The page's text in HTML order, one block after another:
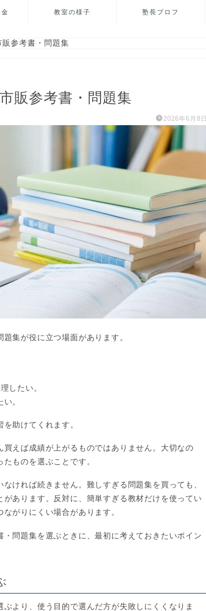
教室の様子 塾長プロフ
参考書・問題集
販参考書・問題集
2026年6月8日
集が役に立つ場面があります。
したい。
。
助けてくれます。
えば成績が上がるものではありません。大切なの
ものを選ぶことです。
ければ続きません。難しすぎる問題集を買っても、
あります。反対に、簡単すぎる教材だけを使ってい
がりにくい場合があります。
問題集を選ぶときに、最初に考えておきたいポイン
より、使う目的で選んだ方が失敗しにくくなりま